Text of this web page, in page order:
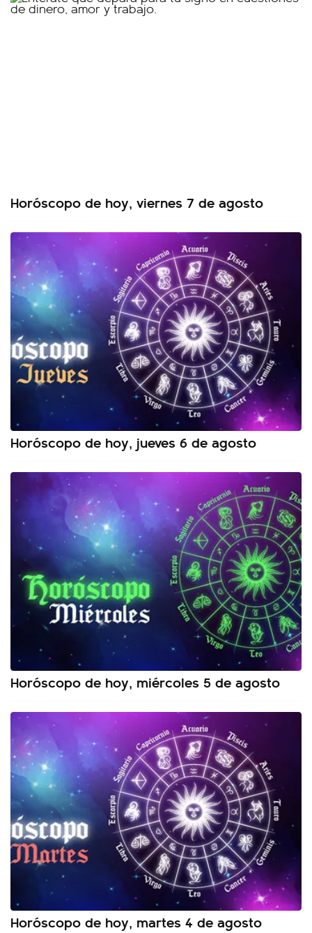
Horóscopo de hoy, viernes 7 de agosto
Horóscopo de hoy, jueves 6 de agosto
Horóscopo de hoy, miércoles 5 de agosto
Horóscopo de hoy, martes 4 de agosto